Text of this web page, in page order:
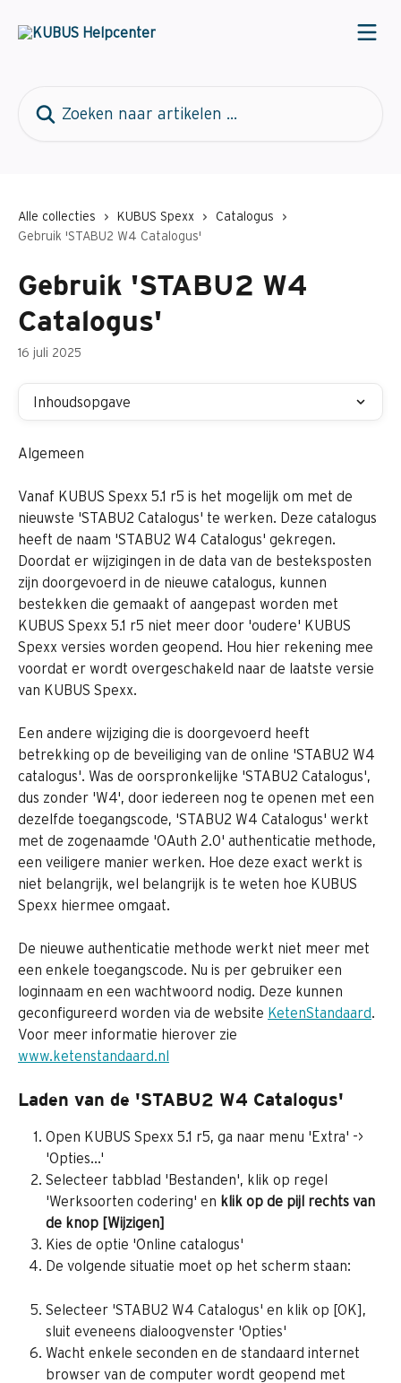
Alle collecties KUBUS Spexx
Catalogus
Gebruik 'STABU2 W4 Catalogus'
Gebruik 'STABU2 W4
Catalogus'
16 juli 2025
Inhoudsopgave
Algemeen
Vanaf KUBUS Spexx 5.1 r5 is het mogelijk om met de
nieuwste 'STABU2 Catalogus' te werken. Deze catalogus
heeft de naam 'STABU2 W4 Catalogus' gekregen.
Doordat er wijzigingen in de data van de besteksposten
zijn doorgevoerd in de nieuwe catalogus, kunnen
bestekken die gemaakt of aangepast worden met
KUBUS Spexx 5.1 r5 niet meer door 'oudere' KUBUS
Spexx versies worden geopend. Hou hier rekening mee
voordat er wordt overgeschakeld naar de laatste versie
van KUBUS Spexx.
Een andere wijziging die is doorgevoerd heeft
betrekking op de beveiliging van de online 'STABU2 W4
catalogus'. Was de oorspronkelijke 'STABU2 Catalogus',
dus zonder 'W4', door iedereen nog te openen met een
dezelfde toegangscode, 'STABU2 W4 Catalogus' werkt
met de zogenaamde 'OAuth 2.0' authenticatie methode,
een veiligere manier werken. Hoe deze exact werkt is
niet belangrijk, wel belangrijk is te weten hoe KUBUS
Spexx hiermee omgaat.
De nieuwe authenticatie methode werkt niet meer met
een enkele toegangscode. Nu is per gebruiker een
loginnaam en een wachtwoord nodig. Deze kunnen
geconfigureerd worden via de website KetenStandaard.
Voor meer informatie hierover zie
www.ketenstandaard.nl
Laden van de 'STABU2 W4 Catalogus'
Open KUBUS Spexx 5.1 r5, ga naar menu 'Extra' ->
'Opties...'
Selecteer tabblad 'Bestanden', klik op regel
'Werksoorten codering' en klik op de pijl rechts van
de knop [Wijzigen]
Kies de optie 'Online catalogus'
De volgende situatie moet op het scherm staan:
Selecteer 'STABU2 W4 Catalogus' en klik op [OK],
sluit eveneens dialoogvenster 'Opties'
Wacht enkele seconden en de standaard internet
browser van de computer wordt geopend met